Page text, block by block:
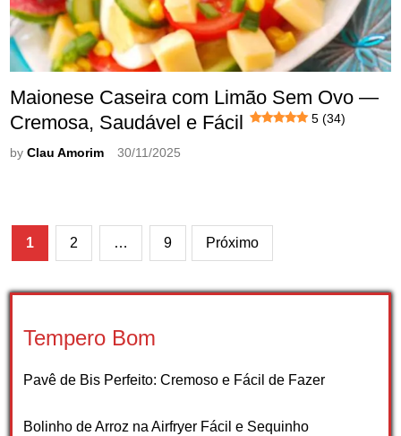
Maionese Caseira com Limão Sem Ovo —
Cremosa, Saudável e Fácil
5 (34)
byClau Amorim 30/11/2025
Paginação
de
posts
1 2 … 9 Próximo
Tempero Bom
Pavê de Bis Perfeito: Cremoso e Fácil de Fazer
Bolinho de Arroz na Airfryer Fácil e Sequinho